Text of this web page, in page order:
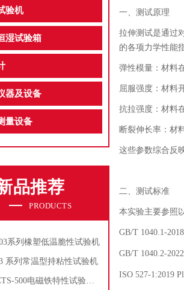
验机
湿试验箱
器及设备
量设备
品推荐
PRODUCTS
系列橡塑低温脆性试验机
系列常温型持粘性试验机
KZ-ECTS-500电磁铁特性试验系统
一、测试原理
拉伸测试是通过
的各项力学性能
弹性模量：材料
屈服强度：材料
抗拉强度：材料
断裂伸长率：材
这些参数综合反
二、测试标准
本实验主要参照
GB/T 1040.1-
GB/T 1040.2-
ISO 527-1:2019